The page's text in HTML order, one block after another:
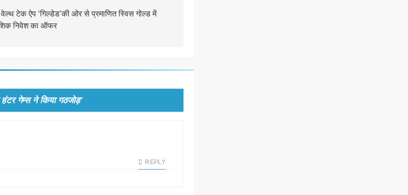
टेक ऐप ‘गिल्डेड’की ओर से प्रमाणित स्विस गोल्ड में
निवेश का ऑफर
गेम्स ने किया गठजोड़”
REPLY